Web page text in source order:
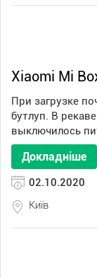
Xiaomi Mi
При загрузке
бутлуп. В
выключилось
Докладніше
02.10.2020
Київ